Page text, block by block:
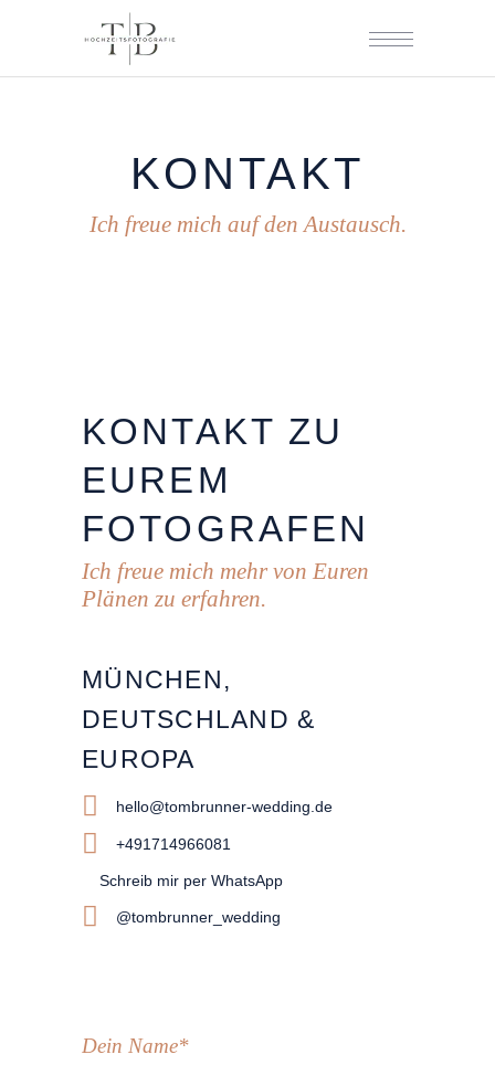
KONTAKT
Ich freue mich auf den Austausch.
KONTAKT ZU
EUREM
FOTOGRAFEN
Ich freue mich mehr von Euren
Plänen zu erfahren.
MÜNCHEN,
DEUTSCHLAND &
EUROPA
hello@tombrunner-wedding.de
+491714966081
Schreib mir per WhatsApp
@tombrunner_wedding